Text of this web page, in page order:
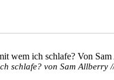
schlafe? von Sam Allberry